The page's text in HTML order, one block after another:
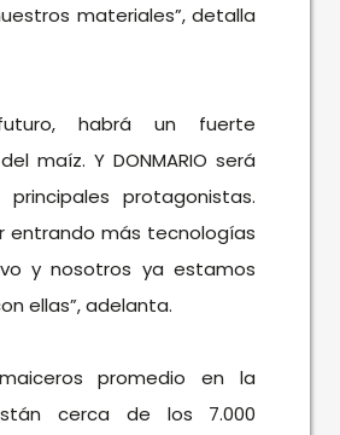
materiales”, detalla
habrá un fuerte
maíz. Y DONMARIO será
protagonistas.
entrando más tecnologías
y nosotros ya estamos
ellas”, adelanta.
promedio en la
cerca de los 7.000